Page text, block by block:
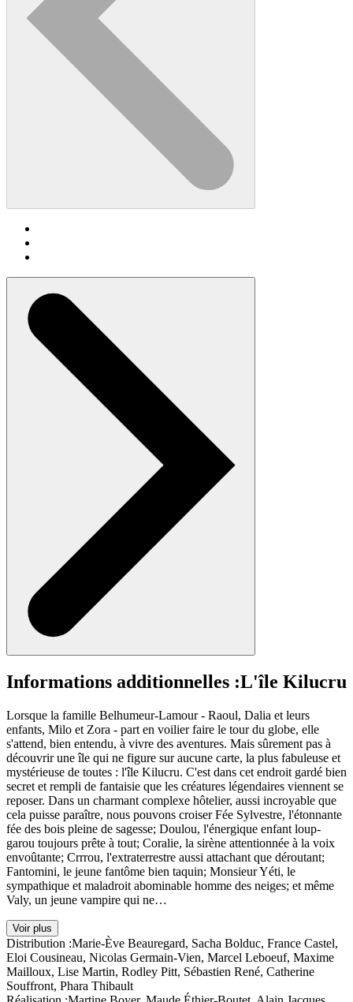
Informations additionnelles :L'île Kilucru
Lorsque la famille Belhumeur-Lamour - Raoul, Dalia et leurs
enfants, Milo et Zora - part en voilier faire le tour du globe, elle
s'attend, bien entendu, à vivre des aventures. Mais sûrement pas à
découvrir une île qui ne figure sur aucune carte, la plus fabuleuse et
mystérieuse de toutes : l'île Kilucru. C'est dans cet endroit gardé bien
secret et rempli de fantaisie que les créatures légendaires viennent se
reposer. Dans un charmant complexe hôtelier, aussi incroyable que
cela puisse paraître, nous pouvons croiser Fée Sylvestre, l'étonnante
fée des bois pleine de sagesse; Doulou, l'énergique enfant loup-
garou toujours prête à tout; Coralie, la sirène attentionnée à la voix
envoûtante; Crrrou, l'extraterrestre aussi attachant que déroutant;
Fantomini, le jeune fantôme bien taquin; Monsieur Yéti, le
sympathique et maladroit abominable homme des neiges; et même
Valy, un jeune vampire qui ne…
Voir plus
Distribution :Marie-Ève Beauregard, Sacha Bolduc, France Castel,
Eloi Cousineau, Nicolas Germain-Vien, Marcel Leboeuf, Maxime
Mailloux, Lise Martin, Rodley Pitt, Sébastien René, Catherine
Souffront, Phara Thibault